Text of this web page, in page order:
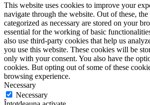
This website uses cookies to improve your
navigate through the website. Out of these, the
categorized as necessary are stored on your
essential for the working of basic
also use third-party cookies that help us
you use this website. These cookies will be
only with your consent. You also have the
cookies. But opting out of some of these
browsing experience.
Necessary
Necessary